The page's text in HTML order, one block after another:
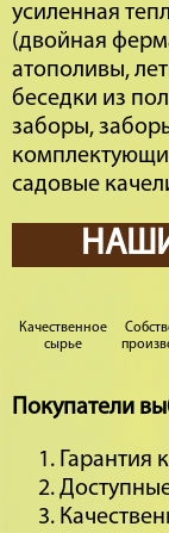
усиленная
(двойная
атополивы,
беседки из
заборы,
садовые
Качественное
сырье
Покупатели
Гарантия